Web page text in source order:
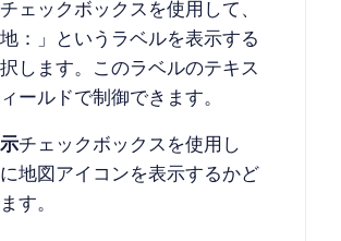
チェックボックスを使用して、
地：」というラベルを表示する
します。このラベルのテキス
ールドで制御できます。
チェックボックスを使用し
地図アイコンを表示するかど
す。